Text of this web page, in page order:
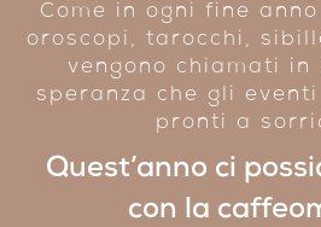
Come in ogni fine
oroscopi, tarocchi,
vengono chiamati in
speranza che gli
pronti a
Quest’anno ci
con la